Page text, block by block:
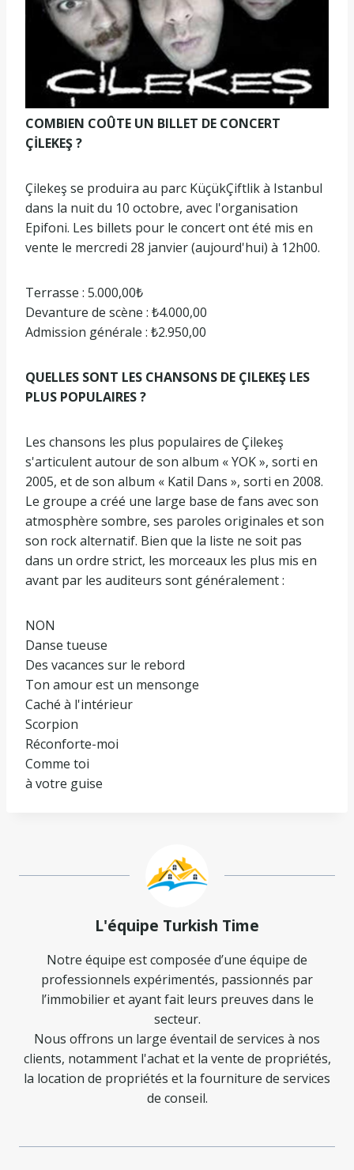
COMBIEN COÛTE UN BILLET DE CONCERT
ÇİLEKEŞ ?
Çilekeş se produira au parc KüçükÇiftlik à Istanbul
dans la nuit du 10 octobre, avec l'organisation
Epifoni. Les billets pour le concert ont été mis en
vente le mercredi 28 janvier (aujourd'hui) à 12h00.
Terrasse : 5.000,00₺
Devanture de scène : ₺4.000,00
Admission générale : ₺2.950,00
QUELLES SONT LES CHANSONS DE ÇILEKEŞ LES
PLUS POPULAIRES ?
Les chansons les plus populaires de Çilekeş
s'articulent autour de son album « YOK », sorti en
2005, et de son album « Katil Dans », sorti en 2008.
Le groupe a créé une large base de fans avec son
atmosphère sombre, ses paroles originales et son
son rock alternatif. Bien que la liste ne soit pas
dans un ordre strict, les morceaux les plus mis en
avant par les auditeurs sont généralement :
NON
Danse tueuse
Des vacances sur le rebord
Ton amour est un mensonge
Caché à l'intérieur
Scorpion
Réconforte-moi
Comme toi
à votre guise
L'équipe Turkish Time
Notre équipe est composée d’une équipe de
professionnels expérimentés, passionnés par
l’immobilier et ayant fait leurs preuves dans le
secteur.
Nous offrons un large éventail de services à nos
clients, notamment l'achat et la vente de propriétés,
la location de propriétés et la fourniture de services
de conseil.